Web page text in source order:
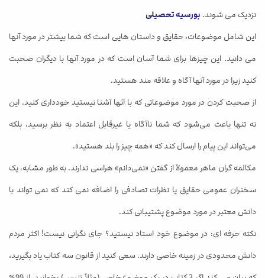
نزدیک می شوند. بورسیه تحصیلی
این شامل موضوعات، حقایق و داستان هایی است که شما بیشتر در مورد آنها
می دانید. این چیزها برای شما آسان است که در مورد آنها با دیگران صحبت
کنید زیرا در مورد آنها آگاه و علاقه مند هستید.
از صحبت کردن در مورد موضوعاتی که با آنها آشنا نیستید خودداری کنید. این
نه تنها باعث می‌شود که شما ناآگاه یا غیرقابل اعتماد به نظر برسید، بلکه
می‌تواند این پیام را ارسال کند که «همه چیز را بلد هستید».
مکالمه‌ گران ماهر معمولاً از گفتن «نمی‌دانم» هراسی ندارند. به طور مشابه، یک
سخنران عمومی حقایق یا نظرات تصادفی را اضافه نمی کند که نمی تواند با
دانش معتبر در مورد موضوع پشتیبانی کند.
نکته حرفه ای: در موضوع خود استاد نیستید؟ جای نگرانی نیست! اکثر مردم
دانش محدودی در زمینه خاصی دارند. سعی کنید از قانون سه کتاب یاد بگیرید،